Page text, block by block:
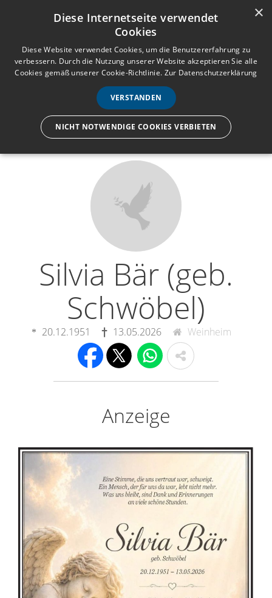
Anmelden Registrieren
e
n
ü
Wir lassen nur die Hand los,
Silvia Bär (geb.
Schwöbel)
20.12.1951 13.05.2026 Weinheim
Anzeige
×
Diese Internetseite verwendet
Cookies
Diese Website verwendet Cookies, um die Benutzererfahrung zu
verbessern. Durch die Nutzung unserer Website akzeptieren Sie alle
Cookies gemäß unserer Cookie-Richtlinie. Zur Datenschutzerklärung
VERSTANDEN
NICHT NOTWENDIGE COOKIES VERBIETEN